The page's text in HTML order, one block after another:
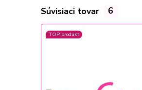
Súvisiaci tovar 6
TOP produkt